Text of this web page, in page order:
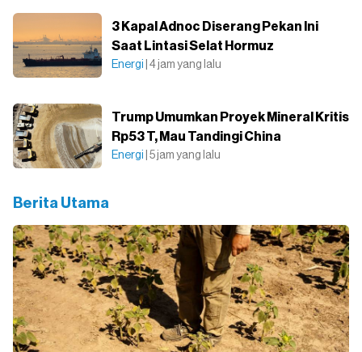
3 Kapal Adnoc Diserang Pekan Ini
Saat Lintasi Selat Hormuz
Energi | 4 jam yang lalu
Trump Umumkan Proyek Mineral Kritis
Rp53 T, Mau Tandingi China
Energi | 5 jam yang lalu
Berita Utama